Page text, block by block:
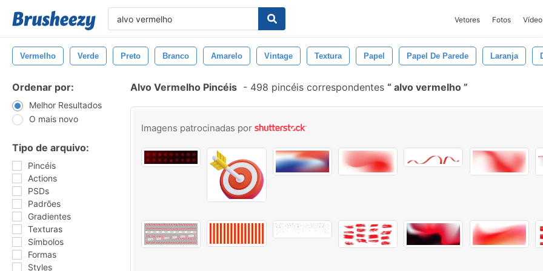
Vetores Fotos Vídeo
Vermelho Verde Preto Branco Amarelo Vintage Textura Papel Papel De Parede Laranja
Ordenar por:
Melhor Resultados
O mais novo
Tipo de arquivo:
Pincéis
Actions
PSDs
Padrões
Gradientes
Texturas
Símbolos
Formas
Styles
Alvo Vermelho Pincéis - 498 pincéis correspondentes alvo vermelho
Imagens patrocinadas por